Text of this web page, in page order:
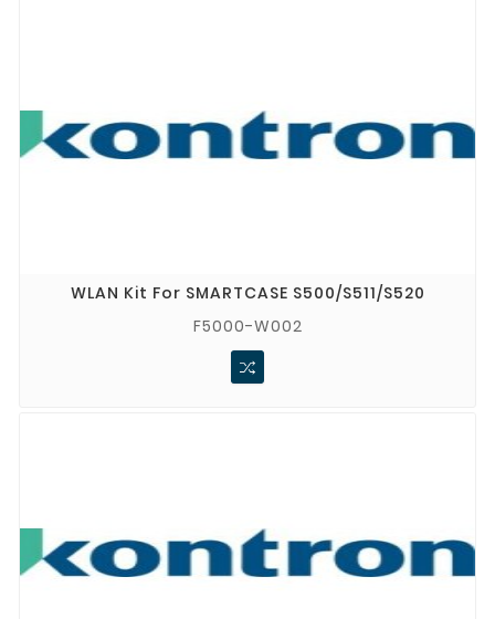
WLAN Kit For SMARTCASE S500/S511/S520
F5000-W002